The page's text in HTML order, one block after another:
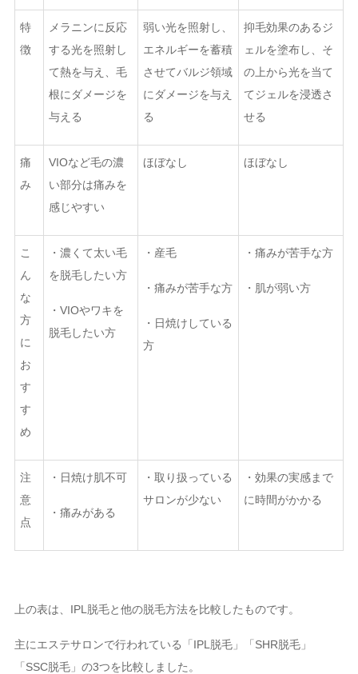
特
徴
メラニンに反応
する光を照射し
て熱を与え、毛
根にダメージを
与える
弱い光を照射し、
エネルギーを蓄積
させてバルジ領域
にダメージを与え
る
抑毛効果のあるジ
ェルを塗布し、そ
の上から光を当て
てジェルを浸透さ
せる
痛
み
VIOなど毛の濃
い部分は痛みを
感じやすい
ほぼなし ほぼなし
こ
ん
な
方
に
お
す
す
め
・濃くて太い毛
を脱毛したい方
・VIOやワキを
脱毛したい方
・産毛
・痛みが苦手な方
・日焼けしている
方
・痛みが苦手な方
・肌が弱い方
注
意
点
・日焼け肌不可
・痛みがある
・取り扱っている
サロンが少ない
・効果の実感まで
に時間がかかる
上の表は、IPL脱毛と他の脱毛方法を比較したものです。
主にエステサロンで行われている「IPL脱毛」「SHR脱毛」
「SSC脱毛」の3つを比較しました。